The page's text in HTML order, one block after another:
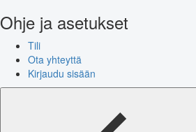
Ohje ja asetukset
Tili
Ota yhteyttä
Kirjaudu sisään